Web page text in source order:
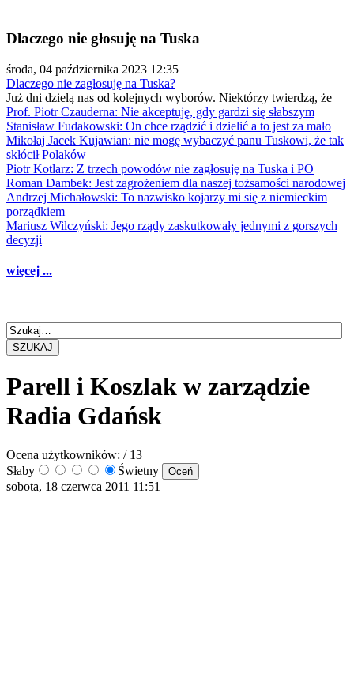
Dlaczego nie głosuję na Tuska
środa, 04 października 2023 12:35
Dlaczego nie zagłosuję na Tuska?
Już dni dzielą nas od kolejnych wyborów. Niektórzy twierdzą, że
Prof. Piotr Czauderna: Nie akceptuję, gdy gardzi się słabszym
Stanisław Fudakowski: On chce rządzić i dzielić a to jest za mało
Mikołaj Jacek Kujawian: nie mogę wybaczyć panu Tuskowi, że tak
skłócił Polaków
Piotr Kotlarz: Z trzech powodów nie zagłosuję na Tuska i PO
Roman Dambek: Jest zagrożeniem dla naszej tożsamości narodowej
Andrzej Michałowski: To nazwisko kojarzy mi się z niemieckim
porządkiem
Mariusz Wilczyński: Jego rządy zaskutkowały jednymi z gorszych
decyzji
więcej ...
SZUKAJ
Parell i Koszlak w zarządzie
Radia Gdańsk
Ocena użytkowników: / 13
Słaby
Świetny
sobota, 18 czerwca 2011 11:51